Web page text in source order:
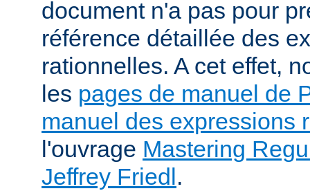
document n'a pas pour
référence détaillée des
rationnelles. A cet effet,
les pages de manuel de
manuel des expressions
l'ouvrage Mastering
Jeffrey Friedl.